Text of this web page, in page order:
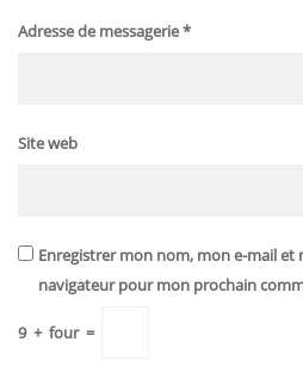
Adresse de messagerie*
Site web
Enregistrer mon nom, mon e-mail et
navigateur pour mon prochain
9 + four =